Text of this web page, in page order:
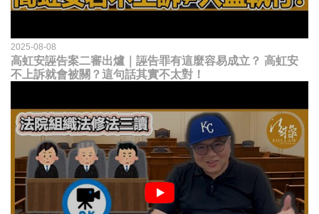
2025-08-08
高虹安誣告案二審出爐｜誣告罪有這麼容易成立？ 高虹安
不上訴就會被關？這句話其實不太對！